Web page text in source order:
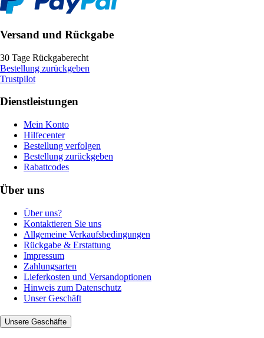
Versand und Rückgabe
30 Tage Rückgaberecht
Bestellung zurückgeben
Trustpilot
Dienstleistungen
Mein Konto
Hilfecenter
Bestellung verfolgen
Bestellung zurückgeben
Rabattcodes
Über uns
Über uns?
Kontaktieren Sie uns
Allgemeine Verkaufsbedingungen
Rückgabe & Erstattung
Impressum
Zahlungsarten
Lieferkosten und Versandoptionen
Hinweis zum Datenschutz
Unser Geschäft
Unsere Geschäfte